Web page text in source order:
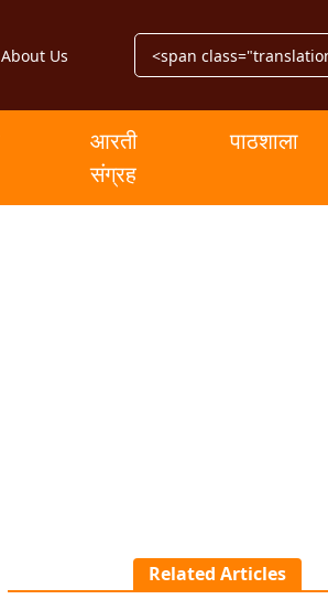
About Us
आरती
संग्रह
पाठशाला
Related Articles